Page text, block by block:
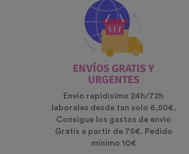
ENVÍOS GRATIS Y
URGENTES
Envío rapidísimo 24h/72h
laborales desde tan solo 6,50€.
Consigue los gastos de envio
Gratis a partir de 75€. Pedido
mínimo 10€